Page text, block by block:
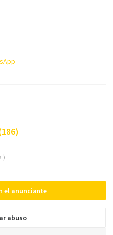
(186)
)
el anunciante
abuso